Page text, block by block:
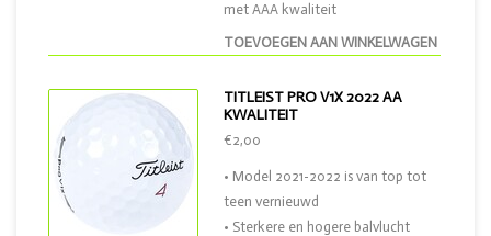
TOEVOEGEN AAN WINKELWAGEN
met AAA kwaliteit
TITLEIST PRO V1X 2022 AA
KWALITEIT
€2,00
• Model 2021-2022 is van top tot
teen vernieuwd
• Sterkere en hogere balvlucht